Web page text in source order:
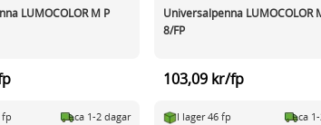
LUMOCOLOR M P
fp ca 1-2 dagar
Universalpenna LUMOCOLOR
8/FP
103,09 kr/fp
I lager 46 fp ca